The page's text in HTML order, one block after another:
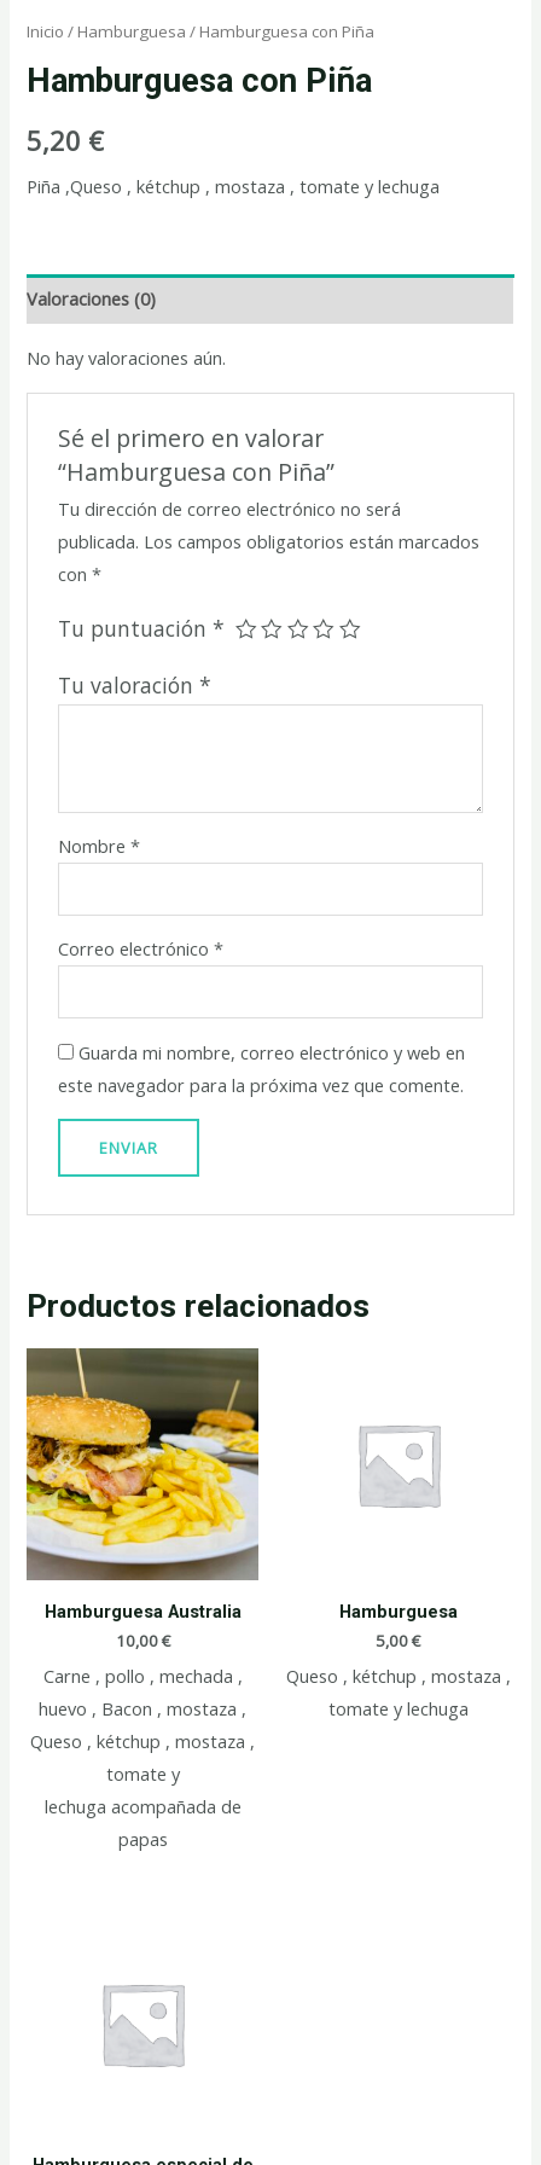
Inicio / Hamburguesa / Hamburguesa con Piña
Hamburguesa con Piña
5,20 €
Piña ,Queso , kétchup , mostaza , tomate y lechuga
Valoraciones (0)
No hay valoraciones aún.
Sé el primero en valorar
“Hamburguesa con Piña”
Tu dirección de correo electrónico no será
publicada. Los campos obligatorios están marcados
con *
Tu puntuación *
Tu valoración *
Nombre *
Correo electrónico *
Guarda mi nombre, correo electrónico y web en
este navegador para la próxima vez que comente.
Productos relacionados
Hamburguesa Australia
10,00€
Carne , pollo , mechada ,
huevo , Bacon , mostaza ,
Queso , kétchup , mostaza ,
tomate y
lechuga acompañada de
papas
Hamburguesa
5,00€
Queso , kétchup , mostaza ,
tomate y lechuga